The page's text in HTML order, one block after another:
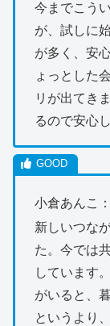
今までこう
が、試しに
が多く、安
ょっとした
リが出てき
るので安心
小倉あんこ：
新しいつな
た。今では
しています
がいると、
というより